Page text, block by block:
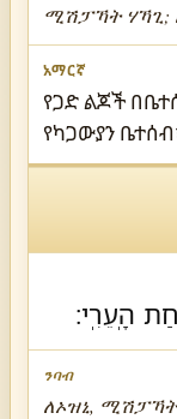
ሚሽፓኻት ሃኻጊ;
የጋድ ልጆች
የካጋውያን
הָֽעֵרִֽי׃
ለኦዝኒ, ሚሽፓኻት